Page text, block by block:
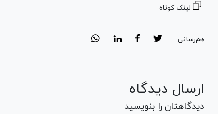
لینک کوتاه
هم‌رسانی:
ارسال دیدگاه
دیدگاهتان را بنویسید